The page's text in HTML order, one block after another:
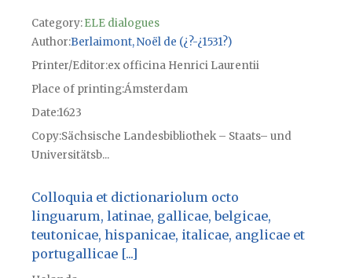
Category:ELE dialogues
Author Berlaimont, Noël de (¿?-¿1531?)
Printer/Editor ex officina Henrici Laurentii
Place of printingÁmsterdam
Date1623
CopySächsische Landesbibliothek – Staats– und
Universitätsb...
Colloquia et dictionariolum octo
linguarum, latinae, gallicae, belgicae,
teutonicae, hispanicae, italicae, anglicae et
portugallicae [...]